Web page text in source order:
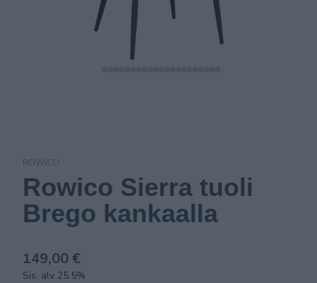
ROWICO
Rowico Sierra tuoli
Brego kankaalla
149,00 €
Sis. alv 25.5%